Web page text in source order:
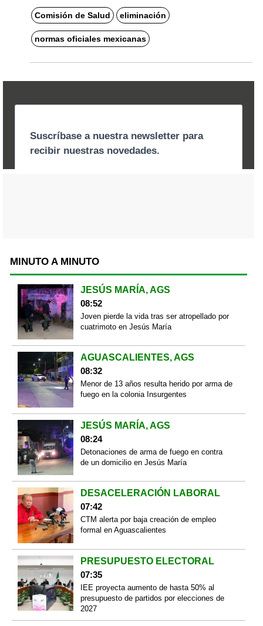
Comisión de Salud eliminación
normas oficiales mexicanas
MINUTO A MINUTO
JESÚS MARÍA, AGS
08:52
Joven pierde la vida tras ser atropellado por
cuatrimoto en Jesús María
AGUASCALIENTES, AGS
08:32
Menor de 13 años resulta herido por arma de
fuego en la colonia Insurgentes
JESÚS MARÍA, AGS
08:24
Detonaciones de arma de fuego en contra
de un domicilio en Jesús María
DESACELERACIÓN LABORAL
07:42
CTM alerta por baja creación de empleo
formal en Aguascalientes
PRESUPUESTO ELECTORAL
07:35
IEE proyecta aumento de hasta 50% al
presupuesto de partidos por elecciones de
2027